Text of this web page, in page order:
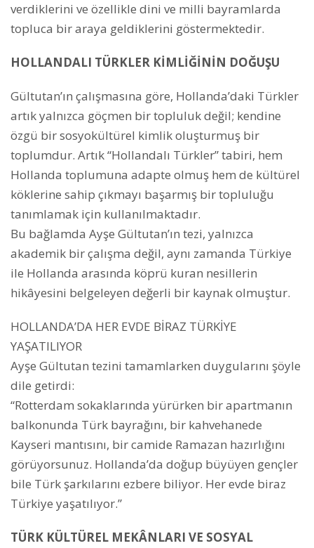
verdiklerini ve özellikle dini ve milli bayramlarda
topluca bir araya geldiklerini göstermektedir.
HOLLANDALI TÜRKLER KİMLİĞİNİN DOĞUŞU
Gültutan’ın çalışmasına göre, Hollanda’daki Türkler
artık yalnızca göçmen bir topluluk değil; kendine
özgü bir sosyokültürel kimlik oluşturmuş bir
toplumdur. Artık “Hollandalı Türkler” tabiri, hem
Hollanda toplumuna adapte olmuş hem de kültürel
köklerine sahip çıkmayı başarmış bir topluluğu
tanımlamak için kullanılmaktadır.
Bu bağlamda Ayşe Gültutan’ın tezi, yalnızca
akademik bir çalışma değil, aynı zamanda Türkiye
ile Hollanda arasında köprü kuran nesillerin
hikâyesini belgeleyen değerli bir kaynak olmuştur.
HOLLANDA’DA HER EVDE BİRAZ TÜRKİYE
YAŞATILIYOR
Ayşe Gültutan tezini tamamlarken duygularını şöyle
dile getirdi:
“Rotterdam sokaklarında yürürken bir apartmanın
balkonunda Türk bayrağını, bir kahvehanede
Kayseri mantısını, bir camide Ramazan hazırlığını
görüyorsunuz. Hollanda’da doğup büyüyen gençler
bile Türk şarkılarını ezbere biliyor. Her evde biraz
Türkiye yaşatılıyor.”
TÜRK KÜLTÜREL MEKÂNLARI VE SOSYAL